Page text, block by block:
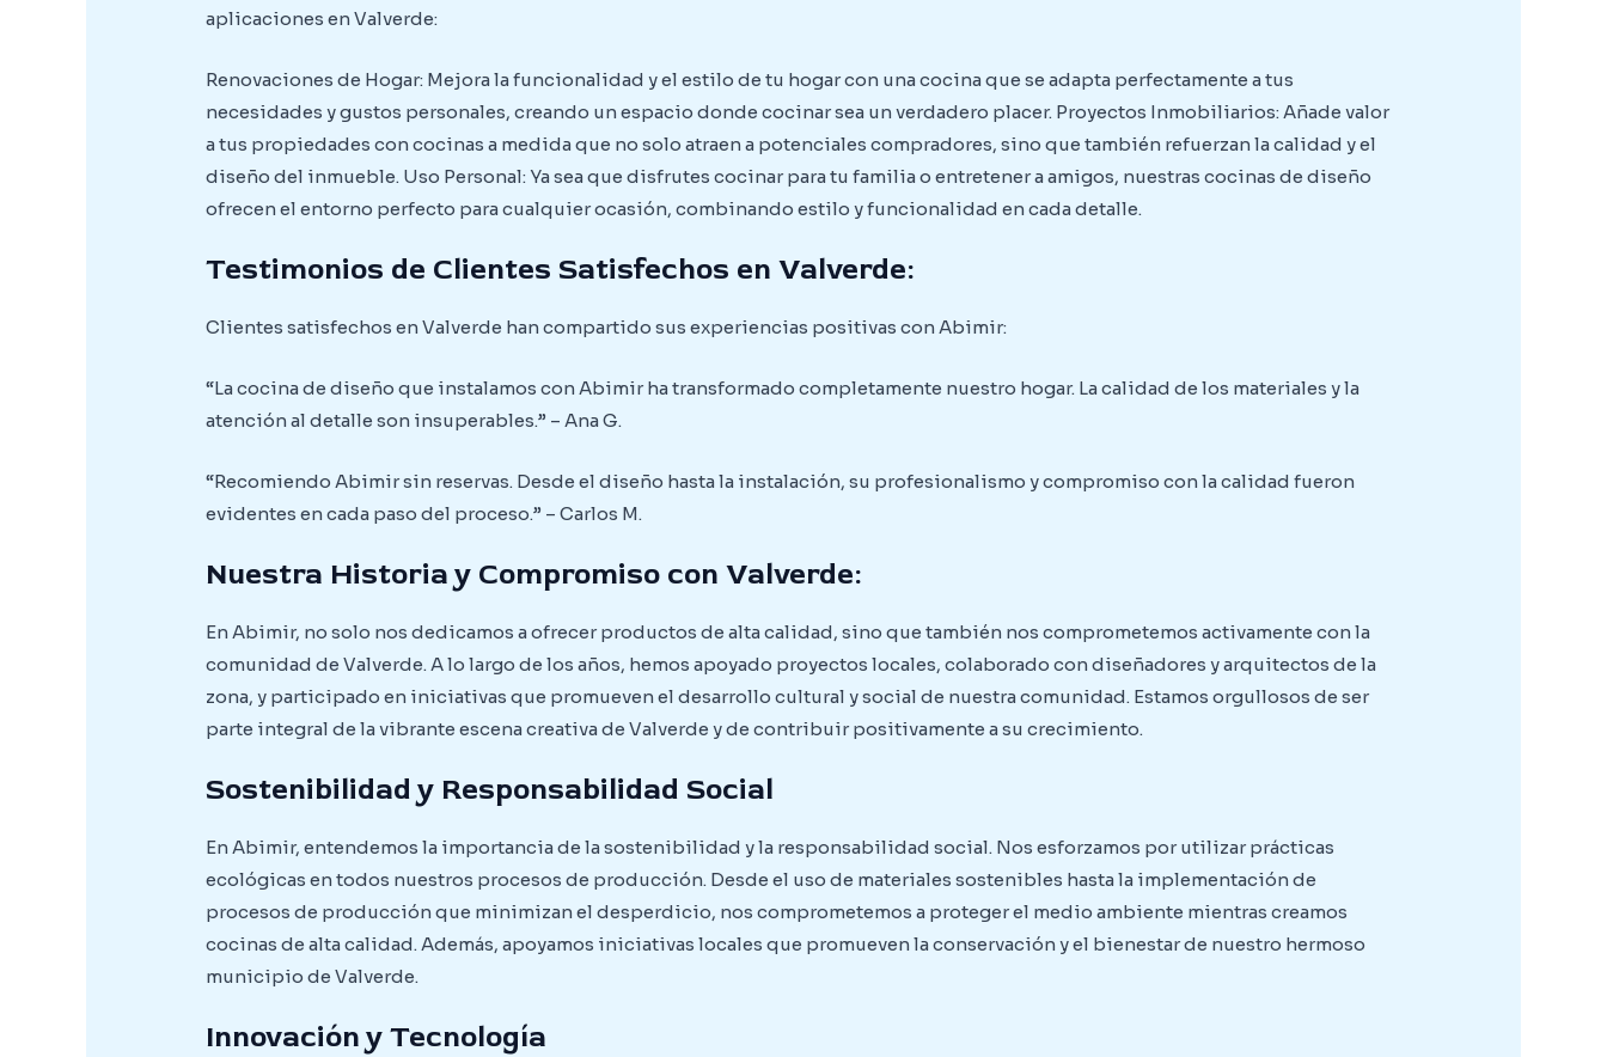
aplicaciones en Valverde:
Renovaciones de Hogar: Mejora la funcionalidad y el estilo de tu hogar con una cocina que se adapta perfectamente a tus
necesidades y gustos personales, creando un espacio donde cocinar sea un verdadero placer. Proyectos Inmobiliarios: Añade valor
a tus propiedades con cocinas a medida que no solo atraen a potenciales compradores, sino que también refuerzan la calidad y el
diseño del inmueble. Uso Personal: Ya sea que disfrutes cocinar para tu familia o entretener a amigos, nuestras cocinas de diseño
ofrecen el entorno perfecto para cualquier ocasión, combinando estilo y funcionalidad en cada detalle.
Testimonios de Clientes Satisfechos en Valverde:
Clientes satisfechos en Valverde han compartido sus experiencias positivas con Abimir:
“La cocina de diseño que instalamos con Abimir ha transformado completamente nuestro hogar. La calidad de los materiales y la
atención al detalle son insuperables.” – Ana G.
“Recomiendo Abimir sin reservas. Desde el diseño hasta la instalación, su profesionalismo y compromiso con la calidad fueron
evidentes en cada paso del proceso.” – Carlos M.
Nuestra Historia y Compromiso con Valverde:
En Abimir, no solo nos dedicamos a ofrecer productos de alta calidad, sino que también nos comprometemos activamente con la
comunidad de Valverde. A lo largo de los años, hemos apoyado proyectos locales, colaborado con diseñadores y arquitectos de la
zona, y participado en iniciativas que promueven el desarrollo cultural y social de nuestra comunidad. Estamos orgullosos de ser
parte integral de la vibrante escena creativa de Valverde y de contribuir positivamente a su crecimiento.
Sostenibilidad y Responsabilidad Social
En Abimir, entendemos la importancia de la sostenibilidad y la responsabilidad social. Nos esforzamos por utilizar prácticas
ecológicas en todos nuestros procesos de producción. Desde el uso de materiales sostenibles hasta la implementación de
procesos de producción que minimizan el desperdicio, nos comprometemos a proteger el medio ambiente mientras creamos
cocinas de alta calidad. Además, apoyamos iniciativas locales que promueven la conservación y el bienestar de nuestro hermoso
municipio de Valverde.
Innovación y Tecnología